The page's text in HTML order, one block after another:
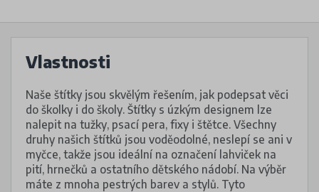
Vlastnosti
Naše štítky jsou skvělým řešením, jak podepsat věci
do školky i do školy. Štítky s úzkým designem lze
nalepit na tužky, psací pera, fixy i štětce. Všechny
druhy našich štítků jsou voděodolné, neslepí se ani v
myčce, takže jsou ideální na označení lahviček na
pití, hrnečků a ostatního dětského nádobí. Na výběr
máte z mnoha pestrých barev a stylů. Tyto